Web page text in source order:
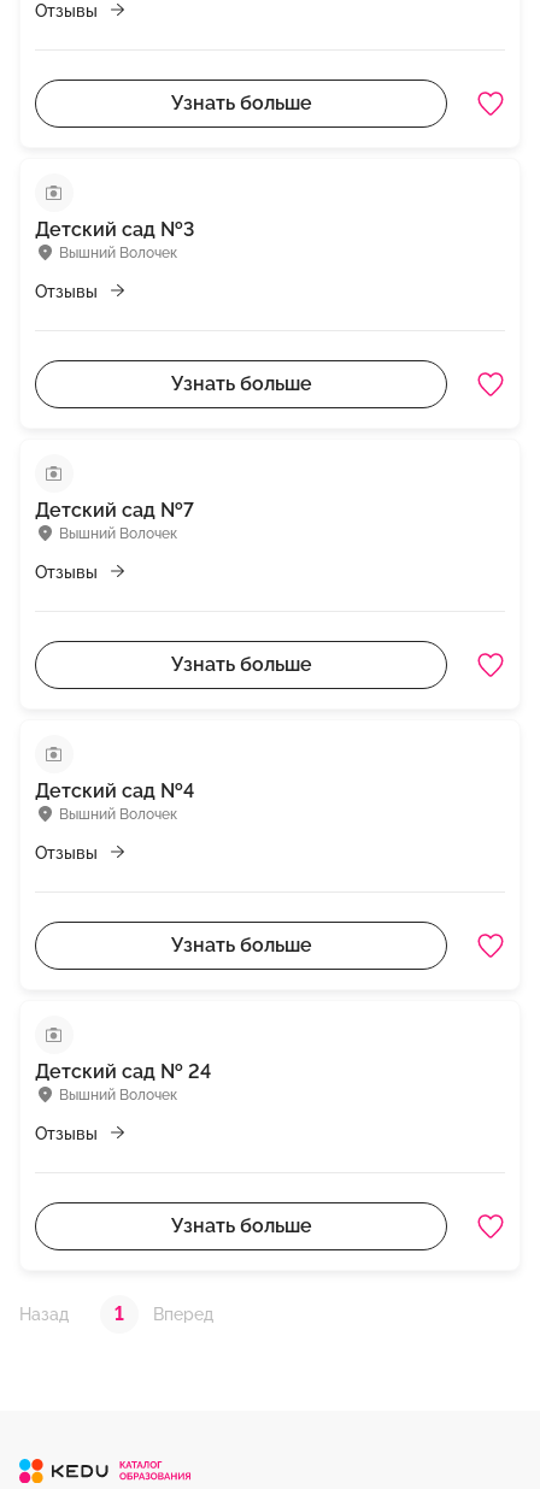
Отзывы
Узнать больше
Вышний Волочек
Детский сад №3
Отзывы
Узнать больше
Вышний Волочек
Детский сад №7
Отзывы
Узнать больше
Вышний Волочек
Детский сад №4
Отзывы
Узнать больше
Вышний Волочек
Детский сад № 24
Отзывы
Узнать больше
Назад 1 Вперед